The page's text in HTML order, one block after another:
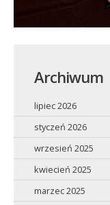
Archiwum
lipiec 2026
styczeń 2026
wrzesień 2025
kwiecień 2025
marzec 2025